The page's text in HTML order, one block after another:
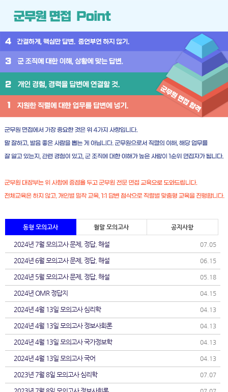
동형 모의고사 월말 모의고사 공지사항
2024년 7월 모의고사 문제, 정답, 해설 07.05
2024년 6월 모의고사 문제, 정답, 해설 06.15
2024년 5월 모의고사 문제, 정답, 해설 05.18
2024년 OMR 정답지 04.15
2024년 4월 13일 모의고사 심리학 04.13
2024년 4월 13일 모의고사 정보사회론 04.13
2024년 4월 13일 모의고사 국가정보학 04.13
2024년 4월 13일 모의고사 국어 04.13
2023년 7월 8일 모의고사 심리학 07.07